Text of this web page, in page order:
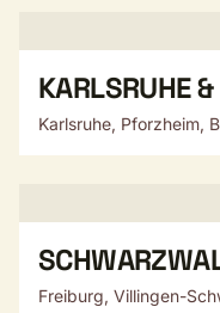
KARLSRUHE
Karlsruhe, Pforzheim,
Freiburg, Villingen-